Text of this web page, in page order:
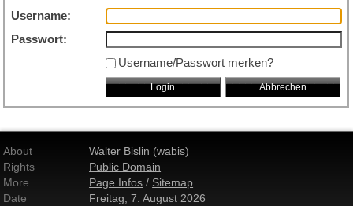
Username:
Passwort:
Username/Passwort merken?
About
Walter Bislin (wabis)
Rights
Public Domain
More
Page Infos / Sitemap
Date
Freitag, 7. August 2026